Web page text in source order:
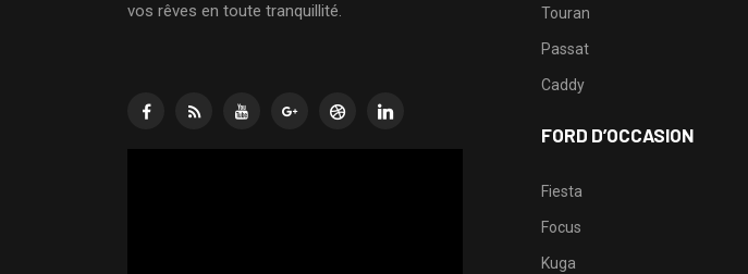
vos rêves en toute tranquillité.
Touran
Passat
Caddy
FORD D’OCCASION
Fiesta
Focus
Kuga